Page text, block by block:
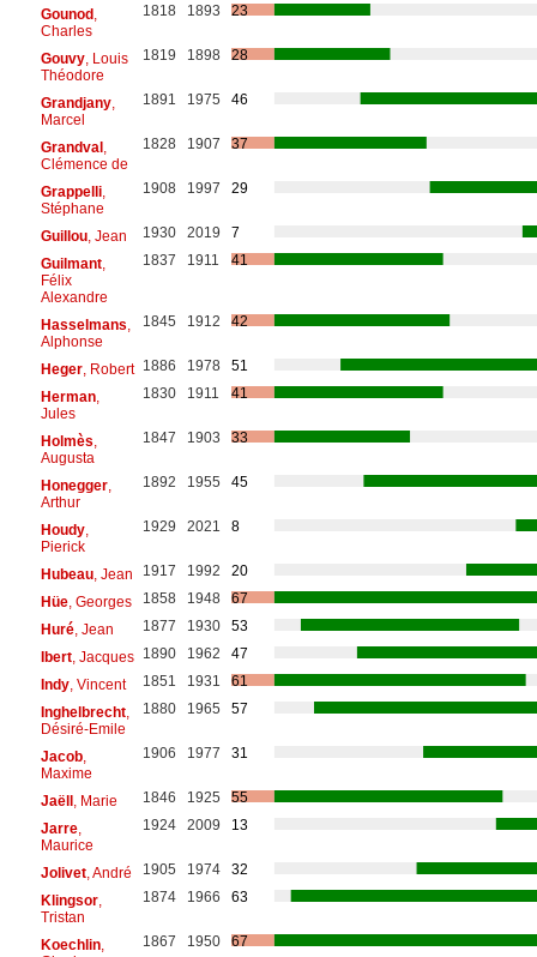
Gounod,
Charles
1818 1893 23
Gouvy, Louis
Théodore
1819 1898 28
Grandjany,
Marcel
1891 1975 46
Grandval,
Clémence de
1828 1907 37
Grappelli,
Stéphane
1908 1997 29
Guillou, Jean 1930 2019
7
Guilmant,
Félix
Alexandre
1837 1911 41
Hasselmans
Alphonse
1845 1912 42
Heger, Robert 1886 1978
51
Herman,
Jules
1830 1911 41
Holmès
Augusta
1847 1903 33
Honegger,
Arthur
1892 1955 45
Houdy,
Pierick
1929 2021 8
Hubeau, Jean 1917 1992
20
Hüe, Georges 1858 1948
67
Huré, Jean 1877 1930
53
Ibert, Jacques 1890 1962
47
Indy, Vincent 1851 1931
61
Inghelbrecht,
Désiré-Emile
1880 1965 57
Jacob,
Maxime
1906 1977 31
Jaëll, Marie 1846 1925
55
Jarre,
Maurice
1924 2009 13
Jolivet, André 1905 1974
32
Klingsor,
Tristan
1874 1966 63
Koechlin,
1867 1950 67